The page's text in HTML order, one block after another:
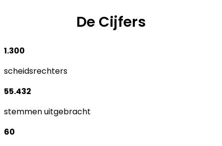
De Cijfers
1.300
scheidsrechters
55.432
stemmen uitgebracht
60